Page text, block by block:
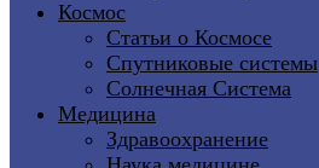
Космос
Статьи о Космосе
Спутниковые системы
Солнечная Система
Медицина
Здравоохранение